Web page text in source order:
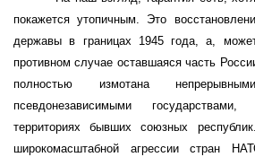
покажется утопичным. Это
державы в границах 1945 года, а,
противном случае оставшаяся часть
полностью измотана
псевдонезависимыми
территориях бывших союзных
широкомасштабной агрессии стран